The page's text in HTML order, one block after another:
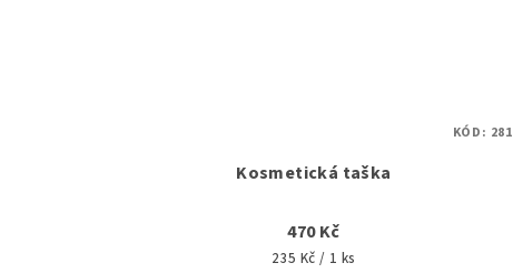
Kosmetická taška
470 Kč
Měrná
235 Kč / 1 ks
KÓD: 281